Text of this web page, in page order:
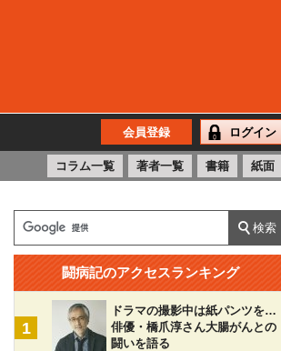
会員登録 ログイン
コラム一覧 著者一覧 書籍 紙面
闘病記のアクセスランキング
1
ドラマの撮影中は紙パンツを…
俳優・橋爪淳さん大腸がんとの
闘いを語る